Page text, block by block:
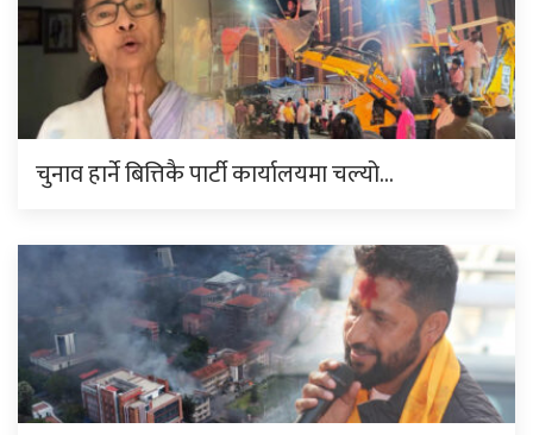
चुनाव हार्ने बित्तिकै पार्टी कार्यालयमा चल्यो…